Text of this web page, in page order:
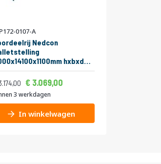
0107-A
Nedcon
hxbxd
1007825 5secties
3150kg/niv
prijs 3.840,54
Vanaf
3.069,00
3 werkdagen
In winkelwagen